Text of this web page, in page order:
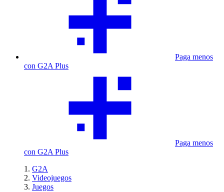
Paga menos
con G2A Plus
Paga menos
con G2A Plus
G2A
Videojuegos
Juegos